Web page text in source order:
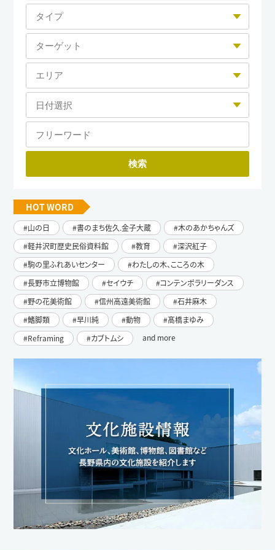
HOT WORD
山の日 書のまち佐久.金子大蔵
木のあかちゃんズ
軽井沢町歴史民俗資料館
教育
深沢紅子
駒の里ふれあいセンター
わたしの木、こころの木
長野市立博物館
セイウチ
コンテンポラリーダンス
野の花美術館
信州高遠美術館
石井麻木
鰭脚類
早川純 動物
髙橋まゆみ
Reframing
カブトムシ and more